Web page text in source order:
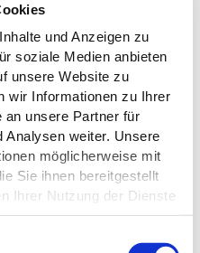
und Anzeigen zu
soziale Medien anbieten
unsere Website zu
wir Informationen zu Ihrer
an unsere Partner für
Analysen weiter. Unsere
möglicherweise mit
Sie ihnen bereitgestellt
Ihrer Nutzung der Dienste